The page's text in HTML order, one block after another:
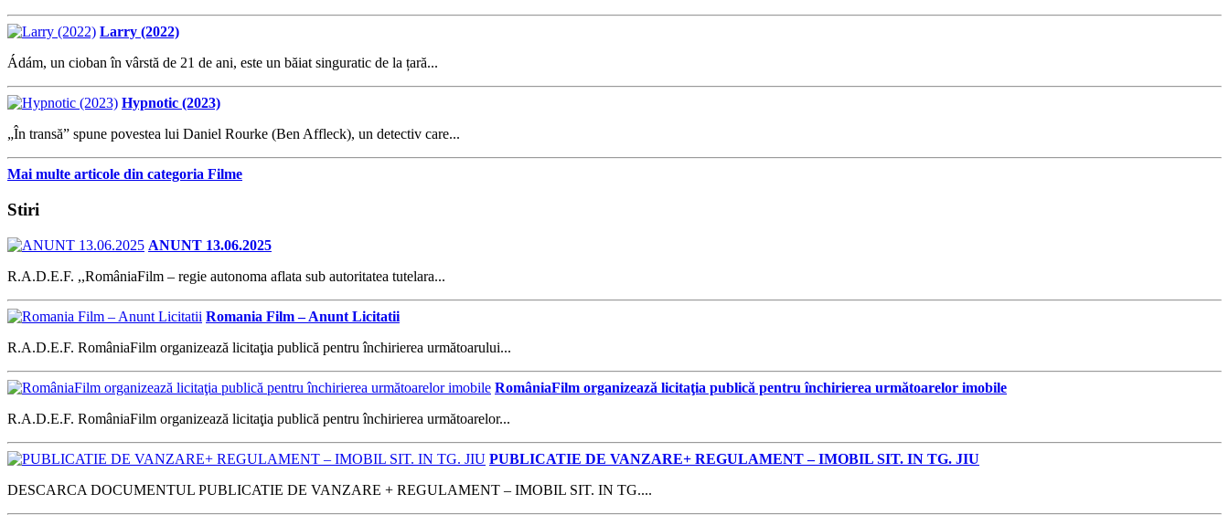
Larry (2022)
Ádám, un cioban în vârstă de 21 de ani, este un băiat singuratic de la țară...
Hypnotic (2023)
„În transă” spune povestea lui Daniel Rourke (Ben Affleck), un detectiv care...
Mai multe articole din categoria Filme
Stiri
ANUNT 13.06.2025
R.A.D.E.F. ,,RomâniaFilm – regie autonoma aflata sub autoritatea tutelara...
Romania Film – Anunt Licitatii
R.A.D.E.F. RomâniaFilm organizează licitaţia publică pentru închirierea următoarului...
RomâniaFilm organizează licitaţia publică pentru închirierea următoarelor imobile
R.A.D.E.F. RomâniaFilm organizează licitaţia publică pentru închirierea următoarelor...
PUBLICATIE DE VANZARE+ REGULAMENT – IMOBIL SIT. IN TG. JIU
DESCARCA DOCUMENTUL PUBLICATIE DE VANZARE + REGULAMENT – IMOBIL SIT. IN TG....